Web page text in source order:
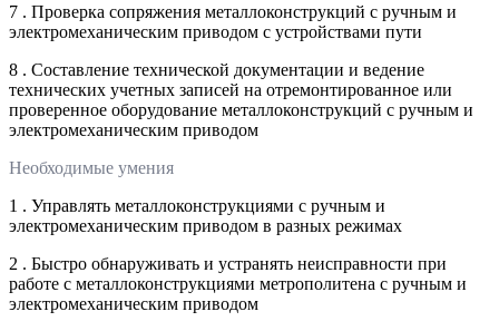
7 . Проверка сопряжения металлоконструкций с ручным и
электромеханическим приводом с устройствами пути
8 . Составление технической документации и ведение
технических учетных записей на отремонтированное или
проверенное оборудование металлоконструкций с ручным и
электромеханическим приводом
Необходимые умения
1 . Управлять металлоконструкциями с ручным и
электромеханическим приводом в разных режимах
2 . Быстро обнаруживать и устранять неисправности при
работе с металлоконструкциями метрополитена с ручным и
электромеханическим приводом